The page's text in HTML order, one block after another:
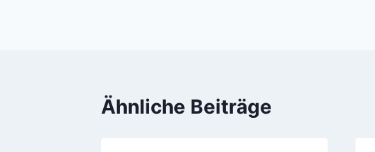
Ähnliche Beiträge